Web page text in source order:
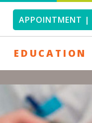
APPOINTMENT |
EDUCATION